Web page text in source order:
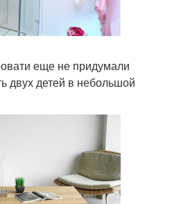
еще не придумали
двух детей в небольшой